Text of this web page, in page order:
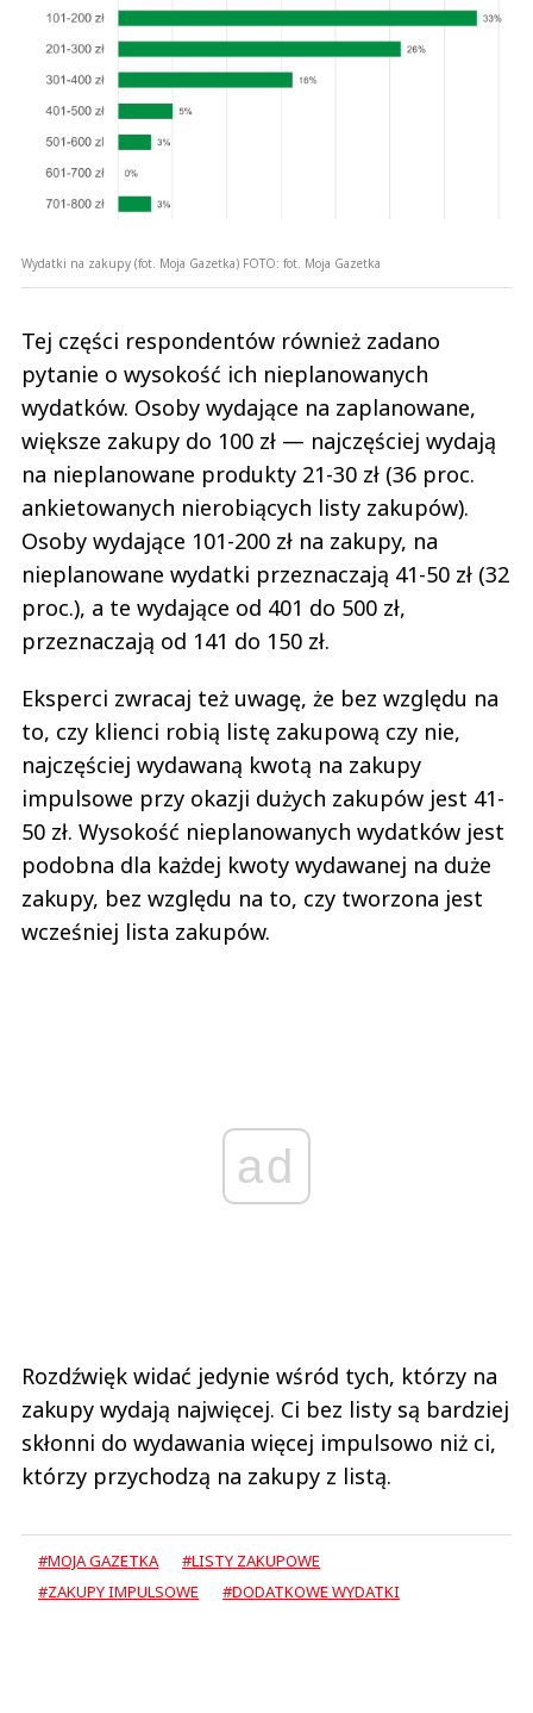
Wydatki na zakupy (fot. Moja Gazetka) FOTO: fot. Moja Gazetka
Tej części respondentów również zadano
pytanie o wysokość ich nieplanowanych
wydatków. Osoby wydające na zaplanowane,
większe zakupy do 100 zł — najczęściej wydają
na nieplanowane produkty 21-30 zł (36 proc.
ankietowanych nierobiących listy zakupów).
Osoby wydające 101-200 zł na zakupy, na
nieplanowane wydatki przeznaczają 41-50 zł (32
proc.), a te wydające od 401 do 500 zł,
przeznaczają od 141 do 150 zł.
Eksperci zwracaj też uwagę, że bez względu na
to, czy klienci robią listę zakupową czy nie,
najczęściej wydawaną kwotą na zakupy
impulsowe przy okazji dużych zakupów jest 41-
50 zł. Wysokość nieplanowanych wydatków jest
podobna dla każdej kwoty wydawanej na duże
zakupy, bez względu na to, czy tworzona jest
wcześniej lista zakupów.
ad
Rozdźwięk widać jedynie wśród tych, którzy na
zakupy wydają najwięcej. Ci bez listy są bardziej
skłonni do wydawania więcej impulsowo niż ci,
którzy przychodzą na zakupy z listą.
#MOJA GAZETKA
#LISTY ZAKUPOWE
#ZAKUPY IMPULSOWE
#DODATKOWE WYDATKI